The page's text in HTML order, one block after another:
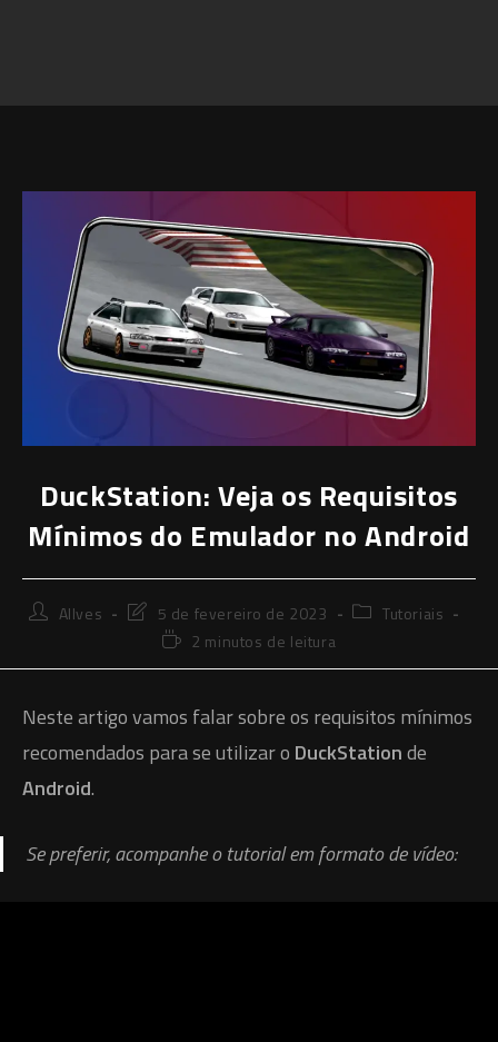
DuckStation: Veja os Requisitos
Mínimos do Emulador no Android
AutorAllves
Última
modificação
post:
5 de fevereiro de 2023
Categoria
Tutoriais
Tempo2 minutos de leitura
Neste artigo vamos falar sobre os requisitos mínimos
recomendados para se utilizar o DuckStationde
Android.
Se preferir, acompanhe o tutorial em formato de vídeo: